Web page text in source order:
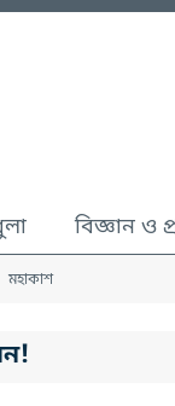
বিজ্ঞান ও
মহাকাশ